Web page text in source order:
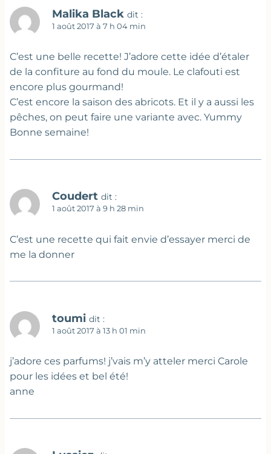
Malika Black dit :
1 août 2017 à 7 h 04 min
C’est une belle recette! J’adore cette idée d’étaler
de la confiture au fond du moule. Le clafouti est
encore plus gourmand!
C’est encore la saison des abricots. Et il y a aussi les
pêches, on peut faire une variante avec. Yummy
Bonne semaine!
Coudert dit :
1 août 2017 à 9 h 28 min
C’est une recette qui fait envie d’essayer merci de
me la donner
toumi dit :
1 août 2017 à 13 h 01 min
j’adore ces parfums! j’vais m’y atteler merci Carole
pour les idées et bel été!
anne